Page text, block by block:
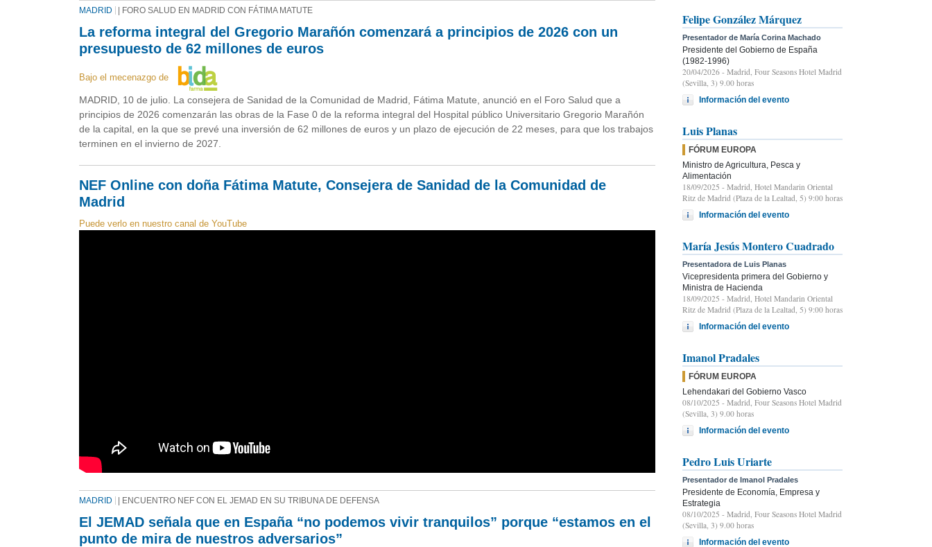
MADRID | FORO SALUD EN MADRID CON FÁTIMA MATUTE
La reforma integral del Gregorio Marañón comenzará a principios de 2026 con un
presupuesto de 62 millones de euros
Bajo el mecenazgo de
MADRID, 10 de julio. La consejera de Sanidad de la Comunidad de Madrid, Fátima Matute, anunció en el Foro Salud que a
principios de 2026 comenzarán las obras de la Fase 0 de la reforma integral del Hospital público Universitario Gregorio Marañón
de la capital, en la que se prevé una inversión de 62 millones de euros y un plazo de ejecución de 22 meses, para que los trabajos
terminen en el invierno de 2027.
NEF Online con doña Fátima Matute, Consejera de Sanidad de la Comunidad de
Madrid
Puede verlo en nuestro canal de YouTube
MADRID | ENCUENTRO NEF CON EL JEMAD EN SU TRIBUNA DE DEFENSA
El JEMAD señala que en España “no podemos vivir tranquilos” porque “estamos en el
punto de mira de nuestros adversarios”
Felipe González Márquez
Presentador de María Corina Machado
Presidente del Gobierno de España
(1982-1996)
20/04/2026 - Madrid, Four Seasons Hotel Madrid
(Sevilla, 3) 9.00 horas
Información del evento
Luis Planas
FÓRUM EUROPA
Ministro de Agricultura, Pesca y
Alimentación
18/09/2025 - Madrid, Hotel Mandarin Oriental
Ritz de Madrid (Plaza de la Lealtad, 5) 9:00 horas
Información del evento
María Jesús Montero Cuadrado
Presentadora de Luis Planas
Vicepresidenta primera del Gobierno y
Ministra de Hacienda
18/09/2025 - Madrid, Hotel Mandarin Oriental
Ritz de Madrid (Plaza de la Lealtad, 5) 9:00 horas
Información del evento
Imanol Pradales
FÓRUM EUROPA
Lehendakari del Gobierno Vasco
08/10/2025 - Madrid, Four Seasons Hotel Madrid
(Sevilla, 3) 9.00 horas
Información del evento
Pedro Luis Uriarte
Presentador de Imanol Pradales
Presidente de Economía, Empresa y
Estrategia
08/10/2025 - Madrid, Four Seasons Hotel Madrid
(Sevilla, 3) 9.00 horas
Información del evento